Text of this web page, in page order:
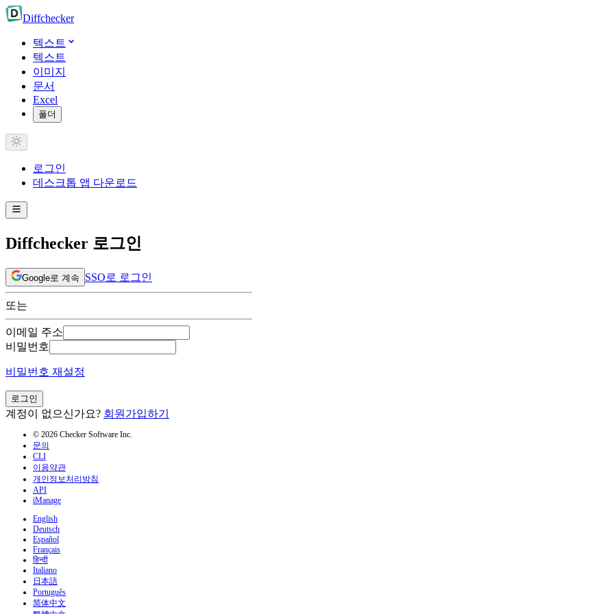
Diffchecker
텍스트
텍스트
이미지
문서
Excel
폴더
로그인
데스크톱 앱 다운로드
Diffchecker 로그인
Google로 계속 SSO로 로그인
또는
이메일 주소
비밀번호
비밀번호 재설정
로그인
계정이 없으신가요? 회원가입하기
© 2026 Checker Software Inc.
문의
CLI
이용약관
개인정보처리방침
API
iManage
English
Deutsch
Español
Français
हिन्दी
Italiano
日本語
Português
简体中文